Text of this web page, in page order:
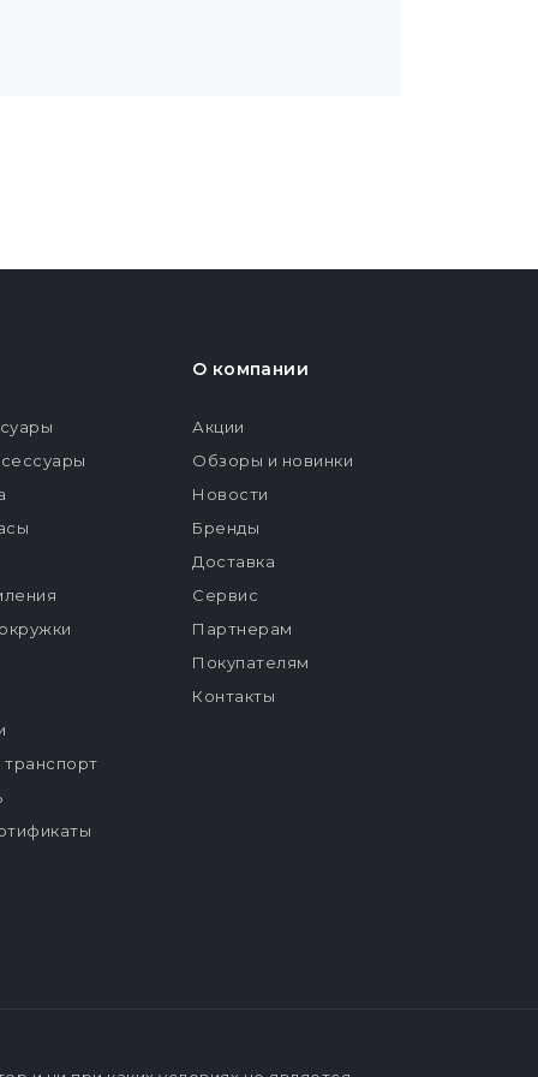
транспорт
О компании
Акции
Обзоры и новинки
Новости
Бренды
Доставка
Сервис
Партнерам
Покупателям
Контакты